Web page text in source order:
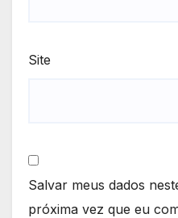
Site
Salvar meus dados
próxima vez que eu